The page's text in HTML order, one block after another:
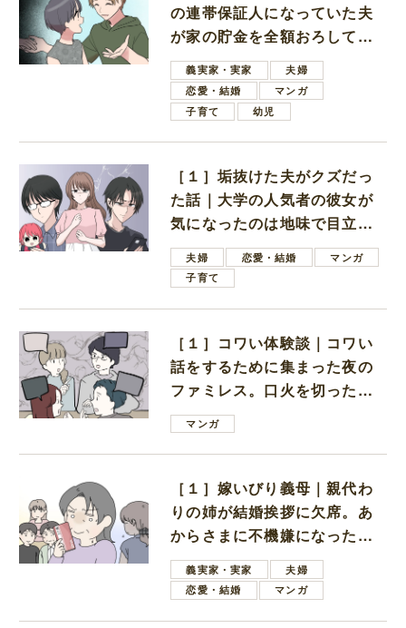
の連帯保証人になっていた夫
が家の貯金を全額おろしてほ
しいと言ってきた
義実家・実家
夫婦
恋愛・結婚
マンガ
子育て
幼児
［１］垢抜けた夫がクズだっ
た話｜大学の人気者の彼女が
気になったのは地味で目立た
ない男子学生
夫婦 恋愛・結婚
マンガ
子育て
［１］コワい体験談｜コワい
話をするために集まった夜の
ファミレス。口火を切ったの
は電車好きの男の子ママ
マンガ
［１］嫁いびり義母｜親代わ
りの姉が結婚挨拶に欠席。あ
からさまに不機嫌になった義
母義実家・実家
夫婦
恋愛・結婚
マンガ